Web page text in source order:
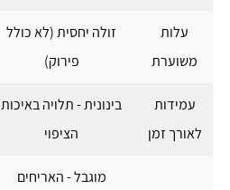
עלות
משוערת
זולה יחסית (לא כולל
פירוק)
עמידות
לאורך זמן
בינונית - תלויה באיכות
הציפוי
מוגבל - האריחים